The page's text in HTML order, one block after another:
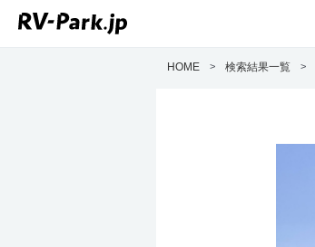
HOME > 検索結果一覧 >